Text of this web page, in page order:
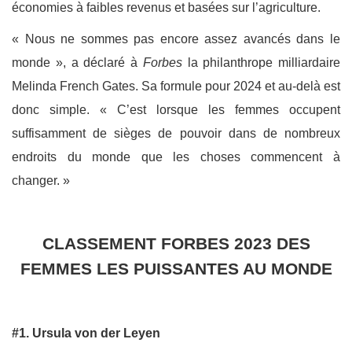
économies à faibles revenus et basées sur l’agriculture.
« Nous ne sommes pas encore assez avancés dans le
monde », a déclaré à Forbesla philanthrope milliardaire
Melinda French Gates. Sa formule pour 2024 et au-delà est
donc simple. « C’est lorsque les femmes occupent
suffisamment de sièges de pouvoir dans de nombreux
endroits du monde que les choses commencent à
changer. »
CLASSEMENT FORBES 2023 DES
FEMMES LES PUISSANTES AU MONDE
#1. Ursula von der Leyen